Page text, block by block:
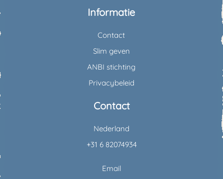
Informatie
Contact
Slim geven
ANBI stichting
Privacybeleid
Contact
Nederland
+31 6 82074934
Email